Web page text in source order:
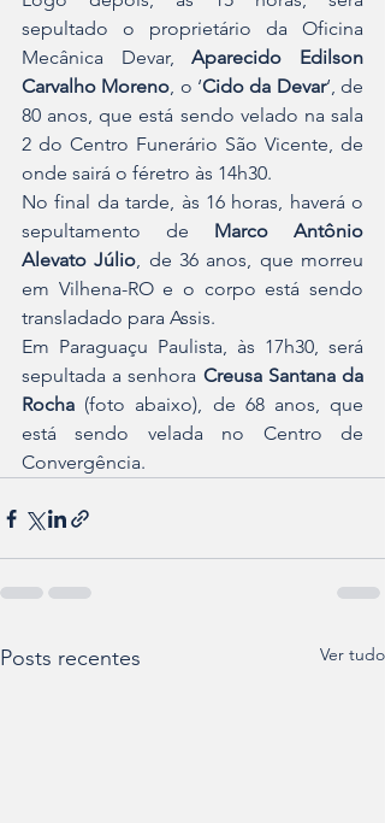
sepultado o proprietário da Oficina
Mecânica Devar, Aparecido Edilson
Carvalho Moreno, o ‘Cido da Devar‘, de
80 anos, que está sendo velado na sala
2 do Centro Funerário São Vicente, de
onde sairá o féretro às 14h30.
No final da tarde, às 16 horas, haverá o
sepultamento de Marco Antônio
Alevato Júlio, de 36 anos, que morreu
em Vilhena-RO e o corpo está sendo
transladado para Assis.
Em Paraguaçu Paulista, às 17h30, será
sepultada a senhora Creusa Santana da
Rocha (foto abaixo), de 68 anos, que
está sendo velada no Centro de
Convergência.
Posts recentes Ver tudo